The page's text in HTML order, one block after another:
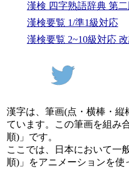
漢検 四字熟語辞典 第二
漢検要覧 1/準1級対応
漢検要覧 2~10級対応
漢字は、筆画(点・横棒・
ています。この筆画を組み
順)」です。
ここでは、日本において一
順)」をアニメーションを使